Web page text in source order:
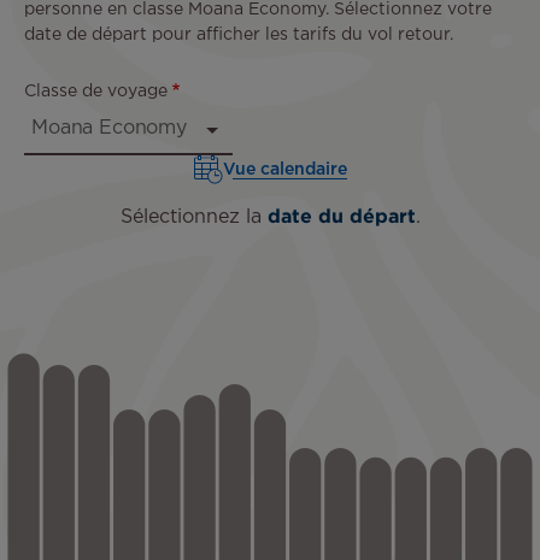
personne en classe Moana Economy. Sélectionnez votre
date de départ pour afficher les tarifs du vol retour.
Classe de voyage
Vue calendaire
Sélectionnez la date du départ.